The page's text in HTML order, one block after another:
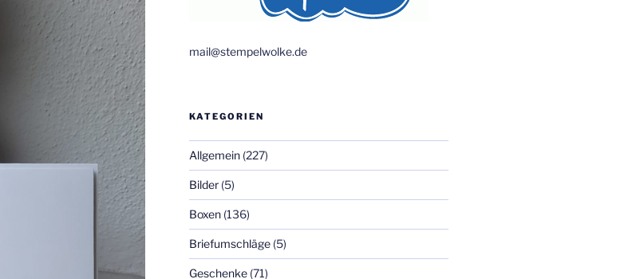
mail@stempelwolke.de
KATEGORIEN
Allgemein(227)
Bilder(5)
Boxen(136)
Briefumschläge(5)
Geschenke(71)